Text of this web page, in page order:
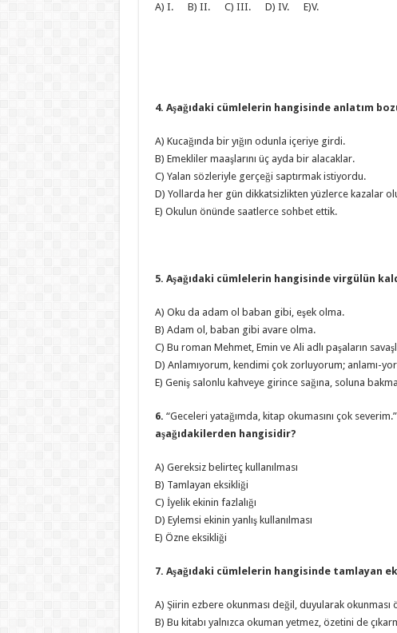
A) I. B) II. C) III. D) IV. E)V.
4. Aşağıdaki cümlelerin hangisinde anlatım
A) Kucağında bir yığın odunla içeriye girdi.
B) Emekliler maaşlarını üç ayda bir alacaklar.
C) Yalan sözleriyle gerçeği saptırmak istiyordu.
D) Yollarda her gün dikkatsizlikten yüzlerce kazalar
E) Okulun önünde saatlerce sohbet ettik.
5. Aşağıdaki cümlelerin hangisinde virgülün
A) Oku da adam ol baban gibi, eşek olma.
B) Adam ol, baban gibi avare olma.
C) Bu roman Mehmet, Emin ve Ali adlı paşaların
D) Anlamıyorum, kendimi çok zorluyorum; anlamı-
E) Geniş salonlu kahveye girince sağına, soluna
6. “Geceleri yatağımda, kitap okumasını çok severim.”
aşağıdakilerden hangisidir?
A) Gereksiz belirteç kullanılması
B) Tamlayan eksikliği
C) İyelik ekinin fazlalığı
D) Eylemsi ekinin yanlış kullanılması
E) Özne eksikliği
7. Aşağıdaki cümlelerin hangisinde tamlayan
A) Şiirin ezbere okunması değil, duyularak okunması
B) Bu kitabı yalnızca okuman yetmez, özetini de